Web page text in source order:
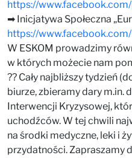
https://
➡ Inicjatywa Społeczna
https://
W ESKOM prowadzimy
w których możecie nam
?? Cały najbliższy tydzień
biurze, zbieramy dary m.in.
Interwencji Kryzysowej,
uchodźców. W tej chwili
na środki medyczne, leki i
przydatności. Zapraszamy